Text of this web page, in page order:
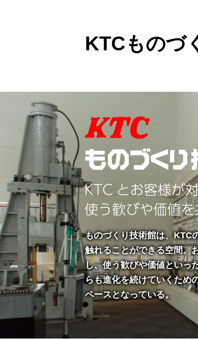
KTCものづ
ものづくり技術館は、KTC
触れることができる空間。
し、使う歓びや価値といっ
らも進化を続けていくため
ペースとなっている。